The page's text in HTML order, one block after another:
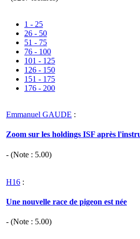
1 - 25
26 - 50
51 - 75
76 - 100
101 - 125
126 - 150
151 - 175
176 - 200
Emmanuel GAUDE :
Zoom sur les holdings ISF après
- (Note : 5.00)
H16 :
Une nouvelle race de pigeon est née
- (Note : 5.00)